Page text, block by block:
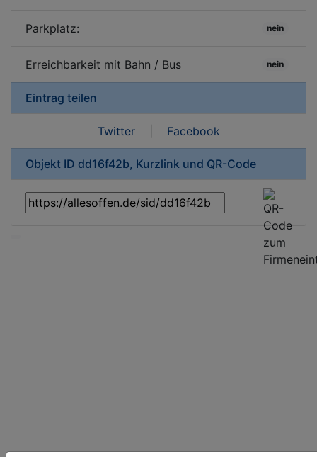
Parkplatz: nein
Erreichbarkeit mit Bahn / Bus nein
Eintrag teilen
Twitter| Facebook
Objekt ID dd16f42b, Kurzlink und QR-Code